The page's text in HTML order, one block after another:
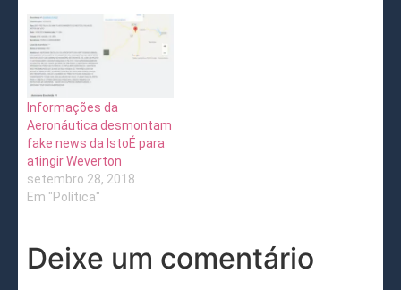
Informações da
Aeronáutica desmontam
fake news da IstoÉ para
atingir Weverton
setembro 28, 2018
Em "Política"
Deixe um comentário